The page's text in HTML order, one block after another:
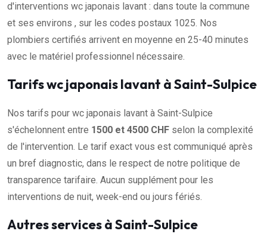
d'interventions wc japonais lavant : dans toute la commune
et ses environs , sur les codes postaux 1025. Nos
plombiers certifiés arrivent en moyenne en 25-40 minutes
avec le matériel professionnel nécessaire.
Tarifs wc japonais lavant à Saint-Sulpice
Nos tarifs pour wc japonais lavant à Saint-Sulpice
s'échelonnent entre 1500 et 4500 CHF selon la complexité
de l'intervention. Le tarif exact vous est communiqué après
un bref diagnostic, dans le respect de notre politique de
transparence tarifaire. Aucun supplément pour les
interventions de nuit, week-end ou jours fériés.
Autres services à Saint-Sulpice